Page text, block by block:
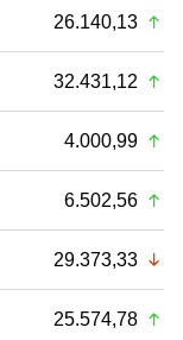
26.140,13
32.431,12
4.000,99
6.502,56
29.373,33
25.574,78